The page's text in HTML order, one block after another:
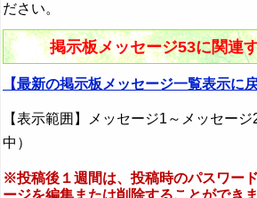
ださい。
掲示板メッセージ53に関連
【最新の掲示板メッセージ一覧表示に戻
【表示範囲】メッセージ1～メッセー
中）
※投稿後１週間は、投稿時のパスワー
ージを編集または削除することができま